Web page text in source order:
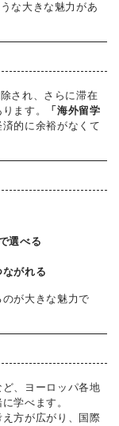
な大きな魅力があ
され、さらに滞在
ます。
「海外留学
的に余裕がなくて
選べる
ながれる
が大きな魅力で
、ヨーロッパ各地
学べます。
方が広がり、国際